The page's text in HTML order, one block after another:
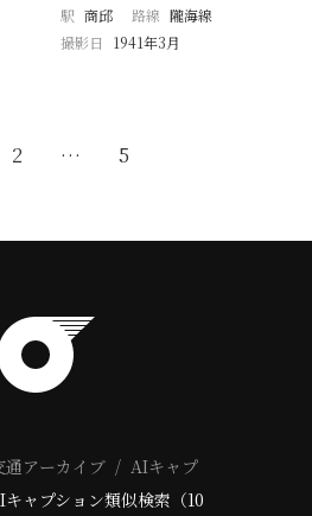
駅 商邱 路線 隴海線
撮影日
1941年3月
2 … 5
通アーカイブ
AIキャプ
ャプション類似検索（10